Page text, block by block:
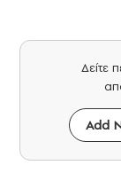
Δείτε
Add